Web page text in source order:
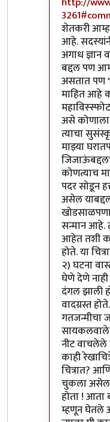
शेतकरी
आहे.
अगाध ज्ञान
बद्दल पण
असतात पण
माहित आहे
असे
त्याचा
माझ्या
कोणत्याच
पदर सोडून
असेल
खोडसाळपणा
सन्मान आहे.
आहेत तशी
होते. या
२) घटना
घेणे देणे
दंगल झाली
वादग्रस्त
गतजन्मीचा
नीट वाचलेले
काही
चित्रात?
चुकला असेल
होता ! आता
म्हणून घेतले